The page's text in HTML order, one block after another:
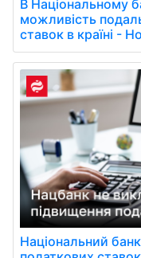
В Національному
можливість
ставок в країні -
Національний